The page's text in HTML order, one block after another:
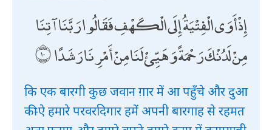
إِذْ أَوَى الْفِتْيَةُ إِلَى الْكَهْفِ فَقَالُوا رَبَّنَا آتِنَا
مِنْ لَدُنْكَ رَحْمَةً وَهَيِّئْ لَنَا مِنْ أَمْرِنَا رَشَدًا
कि एक बारगी कुछ जवान ग़ार में आ पहुँचे और दुआ
की-ऐ हमारे परवरदिगार हमें अपनी बारगाह से रहमत